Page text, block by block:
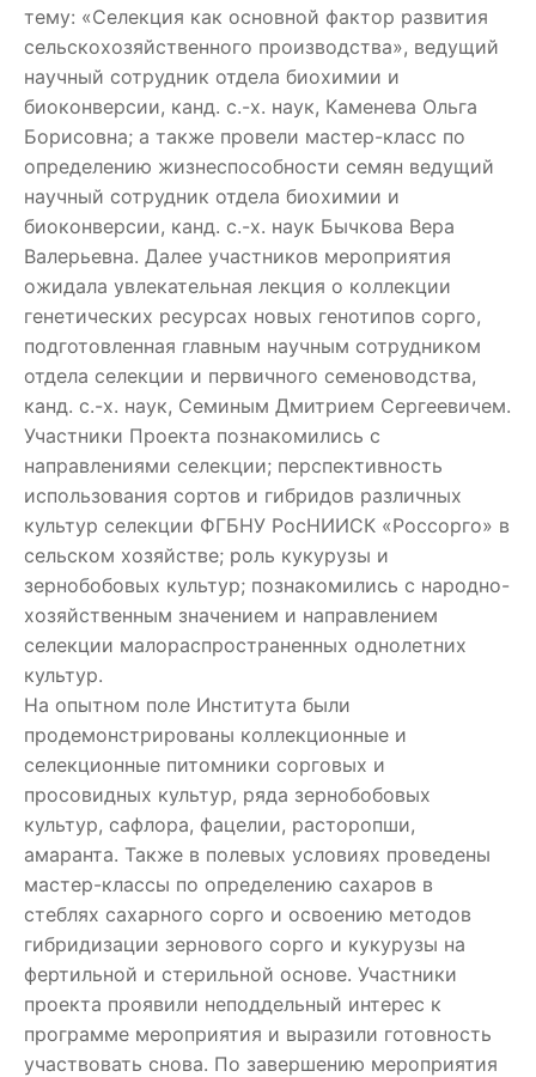
тему: «Селекция как основной фактор развития
сельскохозяйственного производства», ведущий
научный сотрудник отдела биохимии и
биоконверсии, канд. с.-х. наук, Каменева Ольга
Борисовна; а также провели мастер-класс по
определению жизнеспособности семян ведущий
научный сотрудник отдела биохимии и
биоконверсии, канд. с.-х. наук Бычкова Вера
Валерьевна. Далее участников мероприятия
ожидала увлекательная лекция о коллекции
генетических ресурсах новых генотипов сорго,
подготовленная главным научным сотрудником
отдела селекции и первичного семеноводства,
канд. с.-х. наук, Семиным Дмитрием Сергеевичем.
Участники Проекта познакомились с
направлениями селекции; перспективность
использования сортов и гибридов различных
культур селекции ФГБНУ РосНИИСК «Россорго» в
сельском хозяйстве; роль кукурузы и
зернобобовых культур; познакомились с народно-
хозяйственным значением и направлением
селекции малораспространенных однолетних
культур.
На опытном поле Института были
продемонстрированы коллекционные и
селекционные питомники сорговых и
просовидных культур, ряда зернобобовых
культур, сафлора, фацелии, расторопши,
амаранта. Также в полевых условиях проведены
мастер-классы по определению сахаров в
стеблях сахарного сорго и освоению методов
гибридизации зернового сорго и кукурузы на
фертильной и стерильной основе. Участники
проекта проявили неподдельный интерес к
программе мероприятия и выразили готовность
участвовать снова. По завершению мероприятия